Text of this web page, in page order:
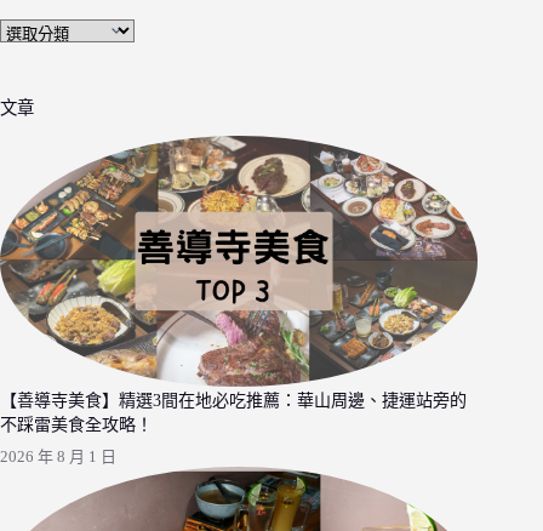
文
類
文章
【善導寺美食】精選3間在地必吃推薦：華山周邊、捷運站旁的
不踩雷美食全攻略！
2026 年 8 月 1 日